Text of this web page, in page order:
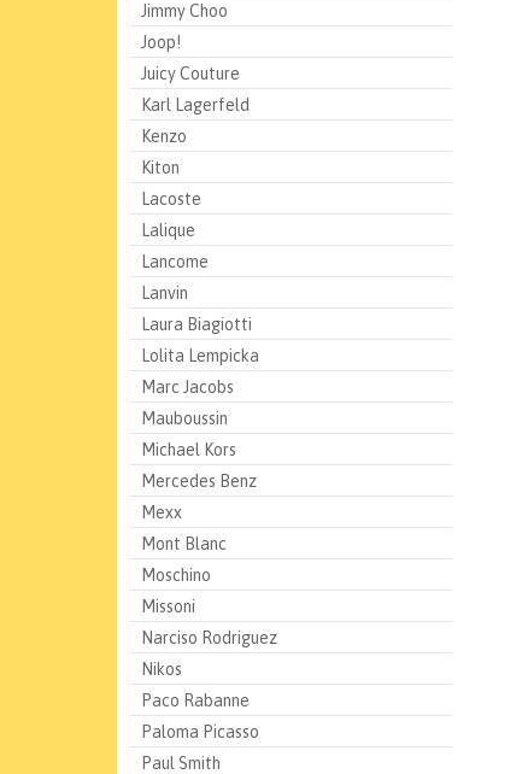
Jimmy Choo
Joop!
Juicy Couture
Karl Lagerfeld
Kenzo
Kiton
Lacoste
Lalique
Lancome
Lanvin
Laura Biagiotti
Lolita Lempicka
Marc Jacobs
Mauboussin
Michael Kors
Mercedes Benz
Mexx
Mont Blanc
Moschino
Missoni
Narciso Rodriguez
Nikos
Paco Rabanne
Paloma Picasso
Paul Smith